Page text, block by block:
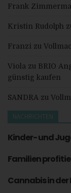
Frank
Kristin Rudolph
Franzi zu
Viola zu BRIO
günstig kaufen
SANDRA zu
NACHRICHTEN
Kinder- und
Familien
Cannabis in